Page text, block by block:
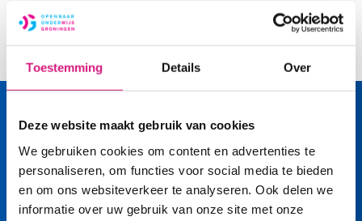
Toestemming Details Over
Deze website maakt gebruik van cookies
We gebruiken cookies om content en advertenties te
personaliseren, om functies voor social media te bieden
en om ons websiteverkeer te analyseren. Ook delen we
informatie over uw gebruik van onze site met onze
Postcode en plaats
9613 CZ Groningen